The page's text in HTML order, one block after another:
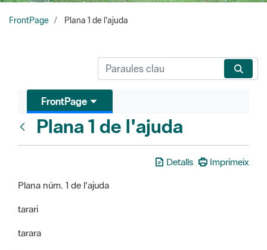
FrontPage Plana 1 de l'ajuda
FrontPage
Plana 1 de l'ajuda
Detalls
Imprimeix
Plana núm. 1 de l'ajuda
tarari
tarara